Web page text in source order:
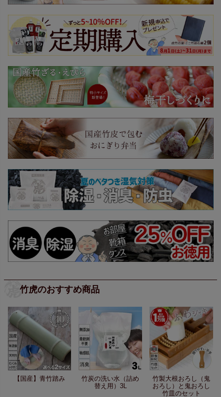
竹虎のおすすめ商品
【国産】青竹踏み
竹炭の洗い水（詰め
替え用）3L
竹製大根おろし（鬼
おろし）と鬼おろし
竹皿のセット